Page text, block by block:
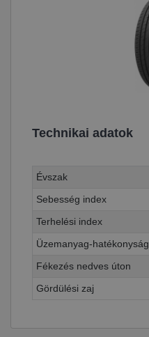
Technikai adatok
Évszak
Sebesség index
Terhelési index
Üzemanyag-hatékonyság
Fékezés nedves úton
Gördülési zaj